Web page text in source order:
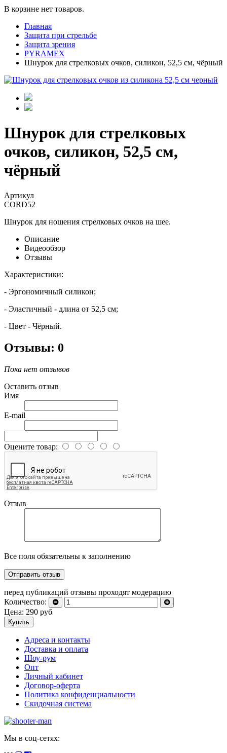
В корзине нет товаров.
Главная
Защита при стрельбе
Защита зрения
PYRAMEX
Шнурок для стрелковых очков, силикон, 52,5 см, чёрный
Шнурок для стрелковых
очков, силикон, 52,5 см,
чёрный
Артикул
CORD52
Шнурок для ношения стрелковых очков на шее.
Описание
Видеообзор
Отзывы
Характеристики:
- Эргономичный силикон;
- Эластичный - длина от 52,5 см;
- Цвет - Чёрный.
Отзывы: 0
Пока нет отзывов
Оставить отзыв
Имя
E-mail
Оцените товар:
Отзыв
Все поля обязательны к заполнению
перед публикаций отзывы проходят модерацию
Количество:
Цена: 290 руб
Купить
Адреса и контакты
Доставка и оплата
Шоу-рум
Опт
Личный кабинет
Договор-оферта
Политика конфиденциальности
Скидочная система
Мы в соц-сетях: